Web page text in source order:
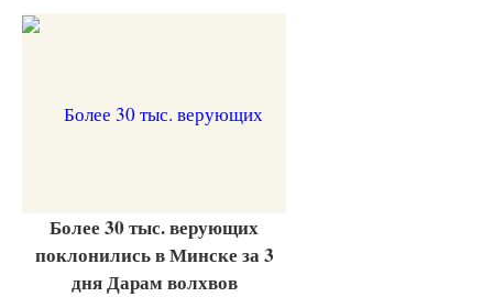
Более 30 тыс. верующих
поклонились в Минске за 3
дня Дарам волхвов